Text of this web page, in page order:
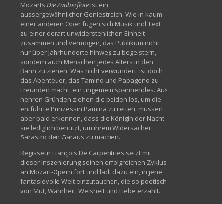
Mozarts Die Zauberflöte ist ein
aussergewöhnlicher Geniestreich. Wie in kaum
einer anderen Oper fügen sich Musik und Text
zu einer derart unwiderstehlichen Einheit
zusammen und vermögen, das Publikum nicht
nur über Jahrhunderte hinweg zu begeistern,
sondern auch Menschen jedes Alters in den
Bann zu ziehen. Was nicht verwundert, ist doch
das Abenteuer, das Tamino und Papageno zu
Freunden macht, ein ungemein spannendes. Aus
hehren Gründen ziehen die beiden los, um die
entführte Prinzessin Pamina zu retten, müssen
aber bald erkennen, dass die Königin der Nacht
sie lediglich benutzt, um ihrem Widersacher
Sarastro den Garaus zu machen.
Regisseur François De Carpentries setzt mit
dieser Inszenierung seinen erfolgreichen Zyklus
an Mozart-Opern fort und lädt dazu ein, in jene
fantasievolle Welt einzutauchen, die so poetisch
von Mut, Wahrheit, Weisheit und Liebe erzählt.